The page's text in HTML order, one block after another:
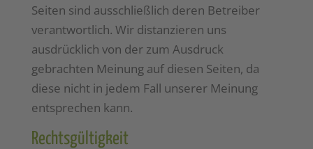
Seiten sind ausschließlich deren Betreiber
verantwortlich. Wir distanzieren uns
ausdrücklich von der zum Ausdruck
gebrachten Meinung auf diesen Seiten, da
diese nicht in jedem Fall unserer Meinung
entsprechen kann.
Rechtsgültigkeit